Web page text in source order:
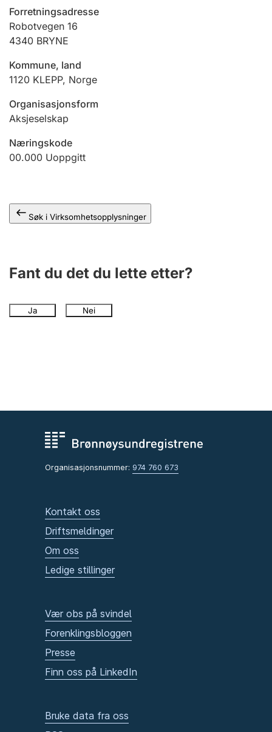
Jeger
Ektepaktveileder
Offentlig sektor
Forretningsadresse
Robotvegen 16
4340 BRYNE
Kommune, land
1120 KLEPP, Norge
Organisasjonsform
Aksjeselskap
Næringskode
00.000 Uoppgitt
Søk i Virksomhetsopplysninger
Fant du det du lette etter?
Ja Nei
Organisasjonsnummer: 974 760 673
Kontakt oss
Driftsmeldinger
Om oss
Ledige stillinger
Vær obs på svindel
Forenklingsbloggen
Presse
Finn oss på LinkedIn
Bruke data fra oss